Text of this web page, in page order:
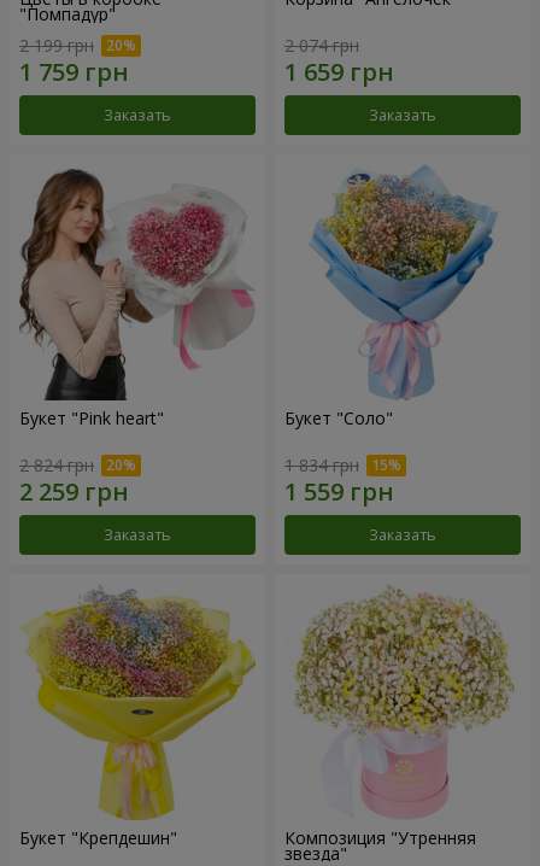
"Помпадур"
2 199 грн
Заказать
2 074 грн
Заказать
Букет "Pink heart"
2 824 грн
Заказать
Букет "Соло"
1 834 грн
Заказать
Букет "Крепдешин" Композиция "Утренняя
звезда"